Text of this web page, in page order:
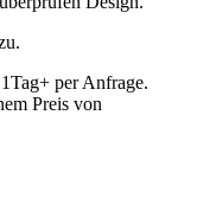
per Anfrage.
Preis von